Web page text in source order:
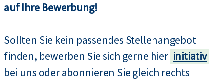
auf Ihre Bewerbung!
Sollten Sie kein passendes Stellenangebot
finden, bewerben Sie sich gerne hier initiativ
bei uns oder abonnieren Sie gleich rechts